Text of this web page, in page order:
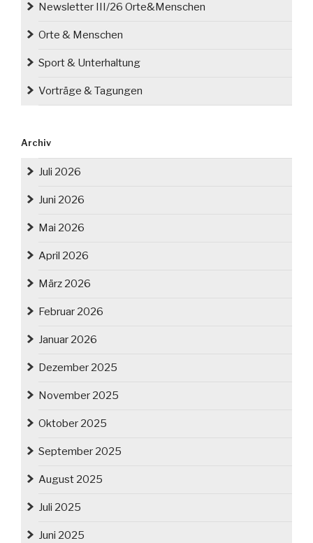
Newsletter III/26 Orte&Menschen
Orte & Menschen
Sport & Unterhaltung
Vorträge & Tagungen
Archiv
Juli 2026
Juni 2026
Mai 2026
April 2026
März 2026
Februar 2026
Januar 2026
Dezember 2025
November 2025
Oktober 2025
September 2025
August 2025
Juli 2025
Juni 2025